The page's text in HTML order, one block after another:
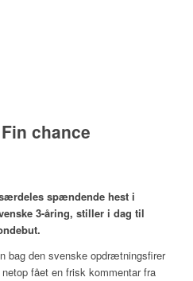
chance
spændende hest i
3-åring, stiller i dag til
bag den svenske opdrætningsfirer
fået en frisk kommentar fra